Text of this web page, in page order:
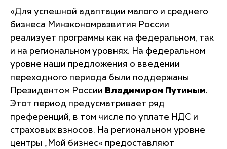
«Для успешной адаптации малого и среднего
бизнеса Минэкономразвития России
реализует программы как на федеральном, так
и на региональном уровнях. На федеральном
уровне наши предложения о введении
переходного периода были поддержаны
Президентом России Владимиром Путиным.
Этот период предусматривает ряд
преференций, в том числе по уплате НДС и
страховых взносов. На региональном уровне
центры „Мой бизнес« предоставляют